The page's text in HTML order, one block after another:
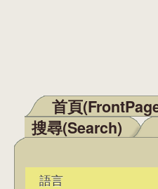
主選單
首頁
搜尋(Search)
語言